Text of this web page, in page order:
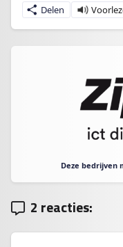
Delen
Deze bedrijven
2 reacties: